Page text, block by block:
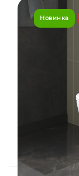
Новинка